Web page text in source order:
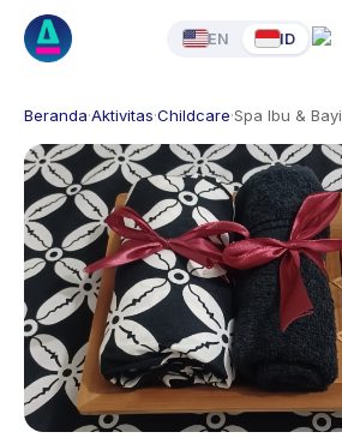
EN ID
Beranda·Aktivitas·Childcare·Spa Ibu & Bayi